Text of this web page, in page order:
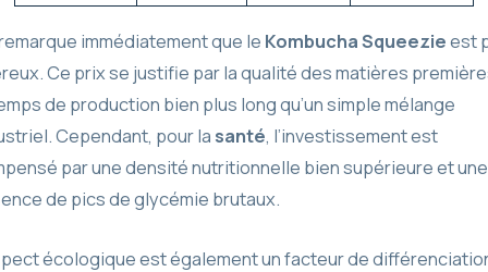
immédiatement que le Kombucha Squeezieest
Ce prix se justifie par la qualité des matières
de production bien plus long qu’un simple mélange
Cependant, pour la santé, l’investissement est
par une densité nutritionnelle bien supérieure et une
de pics de glycémie brutaux.
écologique est également un facteur de